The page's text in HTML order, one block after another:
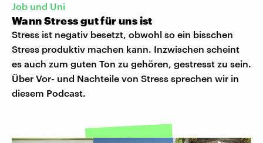
Job und Uni
Wann Stress gut für uns ist
Stress ist negativ besetzt, obwohl so ein bisschen
Stress produktiv machen kann. Inzwischen scheint
es auch zum guten Ton zu gehören, gestresst zu sein.
Über Vor- und Nachteile von Stress sprechen wir in
diesem Podcast.